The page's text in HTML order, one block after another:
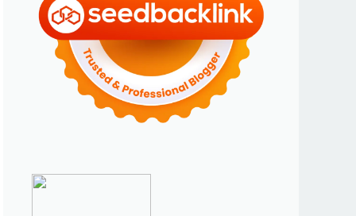
►2023(70)
►Desember 2023(5)
►November 2023
(6)
►Oktober 2023(6)
September 2023(4)